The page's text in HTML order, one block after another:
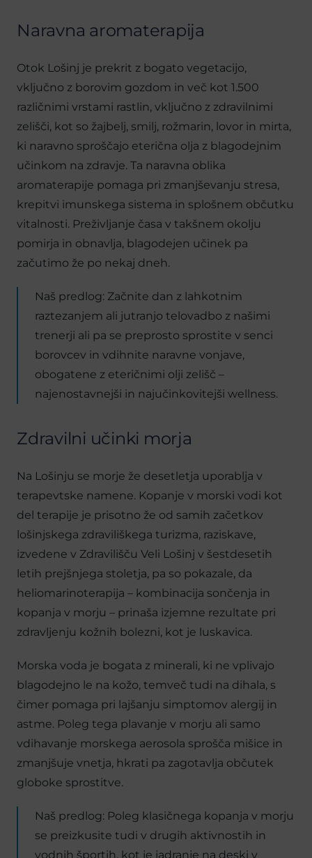
Naravna aromaterapija
Otok Lošinj je prekrit z bogato vegetacijo,
vključno z borovim gozdom in več kot 1.500
različnimi vrstami rastlin, vključno z zdravilnimi
zelišči, kot so žajbelj, smilj, rožmarin, lovor in mirta,
ki naravno sproščajo eterična olja z blagodejnim
učinkom na zdravje. Ta naravna oblika
aromaterapije pomaga pri zmanjševanju stresa,
krepitvi imunskega sistema in splošnem občutku
vitalnosti. Preživljanje časa v takšnem okolju
pomirja in obnavlja, blagodejen učinek pa
začutimo že po nekaj dneh.
Naš predlog: Začnite dan z lahkotnim
raztezanjem ali jutranjo telovadbo z našimi
trenerji ali pa se preprosto sprostite v senci
borovcev in vdihnite naravne vonjave,
obogatene z eteričnimi olji zelišč –
najenostavnejši in najučinkovitejši wellness.
Zdravilni učinki morja
Na Lošinju se morje že desetletja uporablja v
terapevtske namene. Kopanje v morski vodi kot
del terapije je prisotno že od samih začetkov
lošinjskega zdraviliškega turizma, raziskave,
izvedene v Zdravilišču Veli Lošinj v šestdesetih
letih prejšnjega stoletja, pa so pokazale, da
heliomarinoterapija – kombinacija sončenja in
kopanja v morju – prinaša izjemne rezultate pri
zdravljenju kožnih bolezni, kot je luskavica.
Morska voda je bogata z minerali, ki ne vplivajo
blagodejno le na kožo, temveč tudi na dihala, s
čimer pomaga pri lajšanju simptomov alergij in
astme. Poleg tega plavanje v morju ali samo
vdihavanje morskega aerosola sprošča mišice in
zmanjšuje vnetja, hkrati pa zagotavlja občutek
globoke sprostitve.
Naš predlog: Poleg klasičnega kopanja v morju
se preizkusite tudi v drugih aktivnostih in
vodnih športih, kot je jadranje na deski v